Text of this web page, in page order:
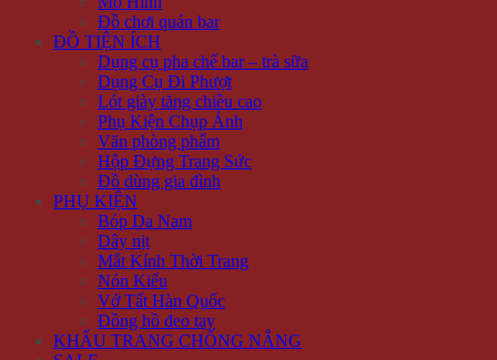
Đồ chơi quán bar
ĐỒ TIỆN ÍCH
Dụng cụ pha chế bar – trà sữa
Dụng Cụ Đi Phượt
Lót giày tăng chiều cao
Phụ Kiện Chụp Ảnh
Văn phòng phẩm
Hộp Đựng Trang Sức
Đồ dùng gia đình
PHỤ KIỆN
Bóp Da Nam
Dây nịt
Mắt Kính Thời Trang
Nón Kiểu
Vớ Tất Hàn Quốc
Đồng hồ đeo tay
KHẨU TRANG CHỐNG NẮNG